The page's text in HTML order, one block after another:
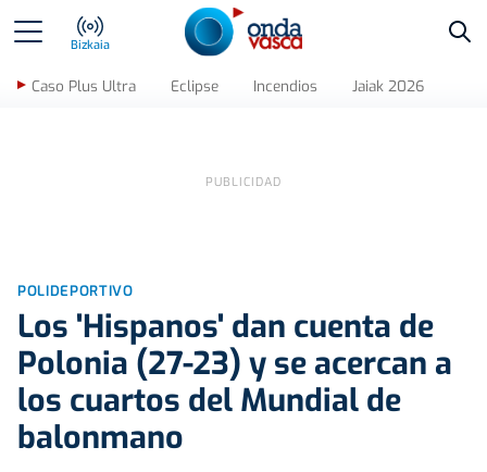
Bizkaia
Caso Plus Ultra Eclipse Incendios Jaiak 2026
POLIDEPORTIVO
Los 'Hispanos' dan cuenta de
Polonia (27-23) y se acercan a
los cuartos del Mundial de
balonmano